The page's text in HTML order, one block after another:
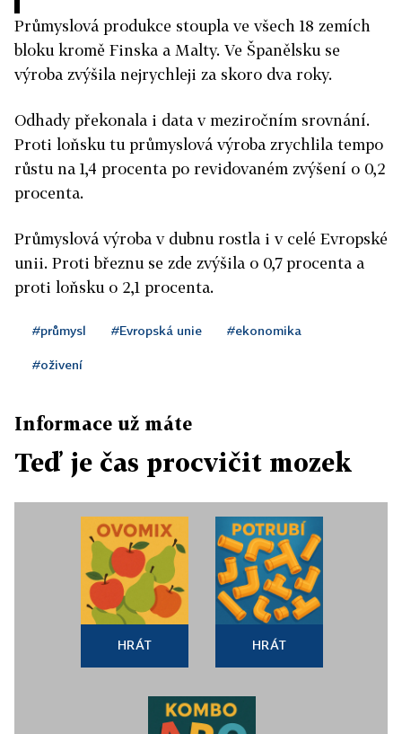
Průmyslová produkce stoupla ve všech 18 zemích
bloku kromě Finska a Malty. Ve Španělsku se
výroba zvýšila nejrychleji za skoro dva roky.
Odhady překonala i data v meziročním srovnání.
Proti loňsku tu průmyslová výroba zrychlila tempo
růstu na 1,4 procenta po revidovaném zvýšení o 0,2
procenta.
Průmyslová výroba v dubnu rostla i v celé Evropské
unii. Proti březnu se zde zvýšila o 0,7 procenta a
proti loňsku o 2,1 procenta.
#průmysl #Evropská unie #ekonomika
#oživení
Informace už máte
Teď je čas procvičit mozek
HRÁT HRÁT